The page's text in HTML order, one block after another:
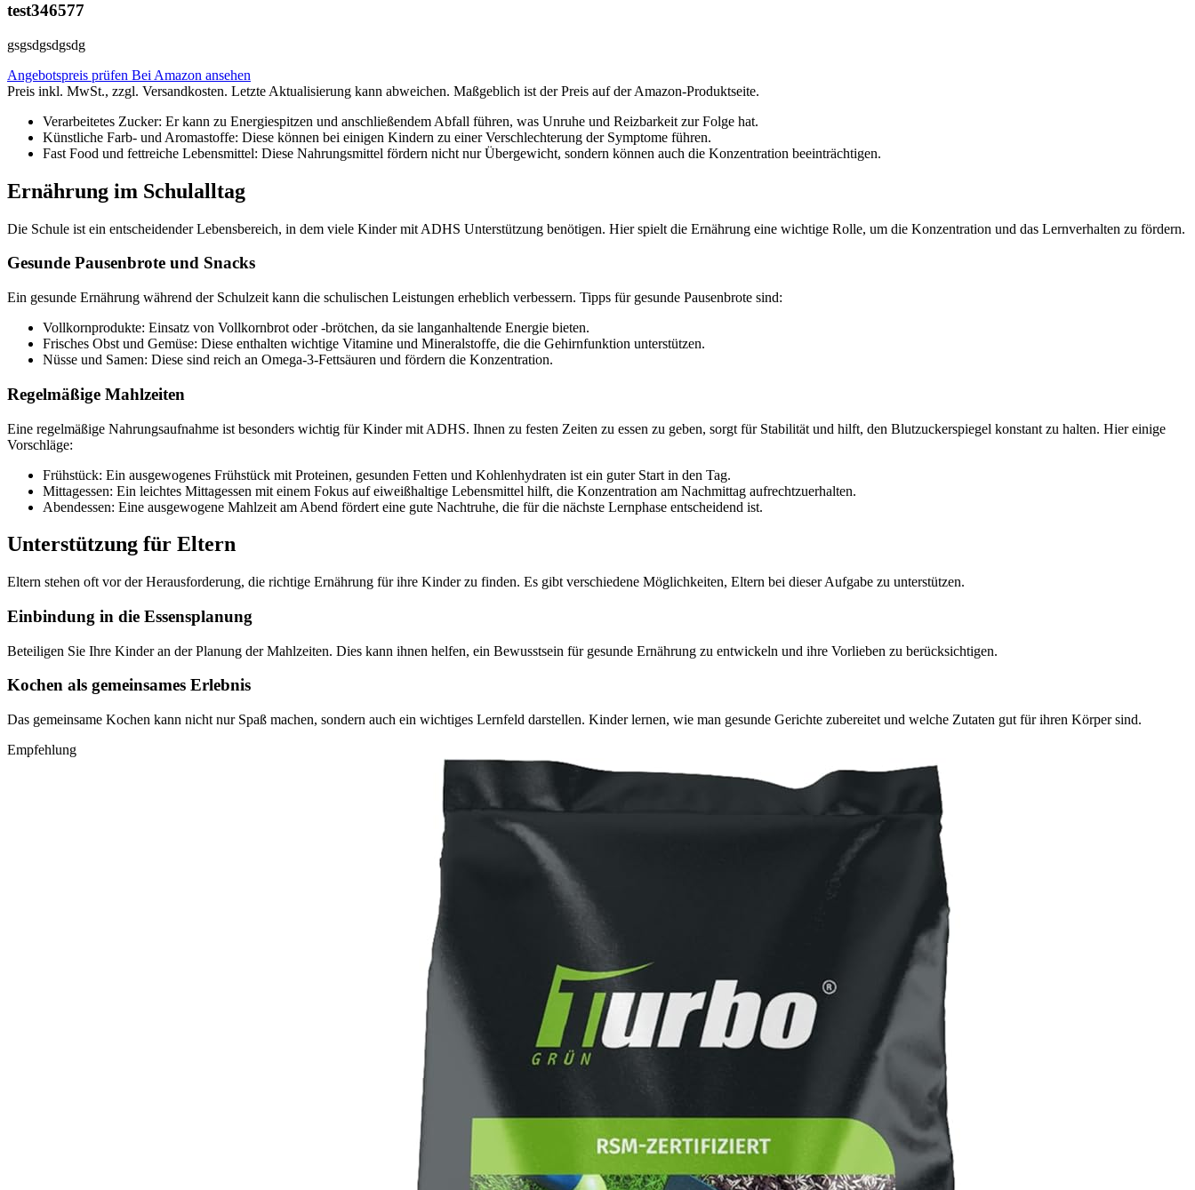
test346577
gsgsdgsdgsdg
Angebotspreis prüfen Bei Amazon ansehen
Preis inkl. MwSt., zzgl. Versandkosten. Letzte Aktualisierung kann abweichen. Maßgeblich ist der Preis auf der Amazon-Produktseite.
Verarbeitetes Zucker: Er kann zu Energiespitzen und anschließendem Abfall führen, was Unruhe und Reizbarkeit zur Folge hat.
Künstliche Farb- und Aromastoffe: Diese können bei einigen Kindern zu einer Verschlechterung der Symptome führen.
Fast Food und fettreiche Lebensmittel: Diese Nahrungsmittel fördern nicht nur Übergewicht, sondern können auch die Konzentration beeinträchtigen.
Ernährung im Schulalltag
Die Schule ist ein entscheidender Lebensbereich, in dem viele Kinder mit ADHS Unterstützung benötigen. Hier spielt die Ernährung eine wichtige Rolle, um die Konzentration und das Lernverhalten zu fördern.
Gesunde Pausenbrote und Snacks
Ein gesunde Ernährung während der Schulzeit kann die schulischen Leistungen erheblich verbessern. Tipps für gesunde Pausenbrote sind:
Vollkornprodukte: Einsatz von Vollkornbrot oder -brötchen, da sie langanhaltende Energie bieten.
Frisches Obst und Gemüse: Diese enthalten wichtige Vitamine und Mineralstoffe, die die Gehirnfunktion unterstützen.
Nüsse und Samen: Diese sind reich an Omega-3-Fettsäuren und fördern die Konzentration.
Regelmäßige Mahlzeiten
Eine regelmäßige Nahrungsaufnahme ist besonders wichtig für Kinder mit ADHS. Ihnen zu festen Zeiten zu essen zu geben, sorgt für Stabilität und hilft, den Blutzuckerspiegel konstant zu halten. Hier einige
Vorschläge:
Frühstück: Ein ausgewogenes Frühstück mit Proteinen, gesunden Fetten und Kohlenhydraten ist ein guter Start in den Tag.
Mittagessen: Ein leichtes Mittagessen mit einem Fokus auf eiweißhaltige Lebensmittel hilft, die Konzentration am Nachmittag aufrechtzuerhalten.
Abendessen: Eine ausgewogene Mahlzeit am Abend fördert eine gute Nachtruhe, die für die nächste Lernphase entscheidend ist.
Unterstützung für Eltern
Eltern stehen oft vor der Herausforderung, die richtige Ernährung für ihre Kinder zu finden. Es gibt verschiedene Möglichkeiten, Eltern bei dieser Aufgabe zu unterstützen.
Einbindung in die Essensplanung
Beteiligen Sie Ihre Kinder an der Planung der Mahlzeiten. Dies kann ihnen helfen, ein Bewusstsein für gesunde Ernährung zu entwickeln und ihre Vorlieben zu berücksichtigen.
Kochen als gemeinsames Erlebnis
Das gemeinsame Kochen kann nicht nur Spaß machen, sondern auch ein wichtiges Lernfeld darstellen. Kinder lernen, wie man gesunde Gerichte zubereitet und welche Zutaten gut für ihren Körper sind.
Empfehlung